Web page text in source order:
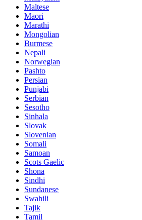
Maltese
Maori
Marathi
Mongolian
Burmese
Nepali
Norwegian
Pashto
Persian
Punjabi
Serbian
Sesotho
Sinhala
Slovak
Slovenian
Somali
Samoan
Scots Gaelic
Shona
Sindhi
Sundanese
Swahili
Tajik
Tamil